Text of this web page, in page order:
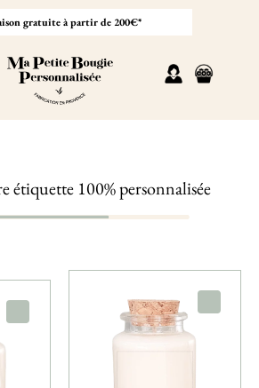
gratuite à partir de 200€*
étiquette 100% personnalisée